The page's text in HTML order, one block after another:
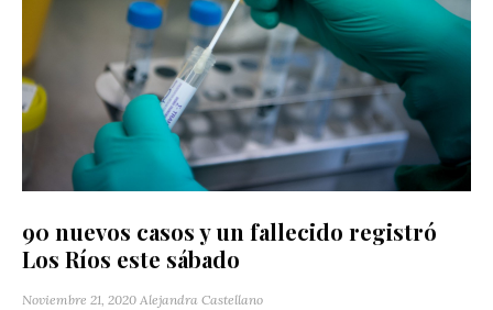
90 nuevos casos y un fallecido registró
Los Ríos este sábado
Noviembre 21, 2020 Alejandra Castellano